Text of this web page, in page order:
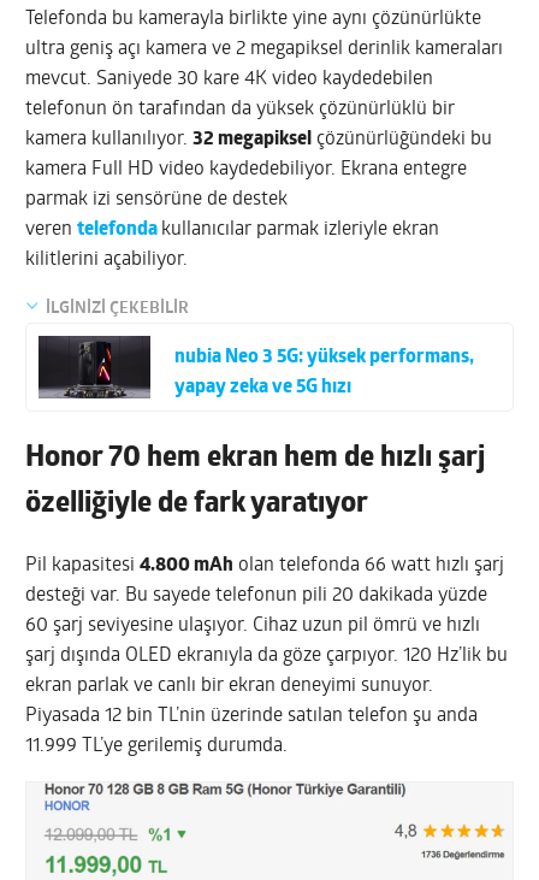
Telefonda bu kamerayla birlikte yine aynı çözünürlükte
ultra geniş açı kamera ve 2 megapiksel derinlik kameraları
mevcut. Saniyede 30 kare 4K video kaydedebilen
telefonun ön tarafından da yüksek çözünürlüklü bir
kamera kullanılıyor.32 megapiksel çözünürlüğündeki bu
kamera Full HD video kaydedebiliyor. Ekrana entegre
parmak izi sensörüne de destek
verentelefonda kullanıcılar parmak izleriyle ekran
kilitlerini açabiliyor.
İLGİNİZİ ÇEKEBİLİR
nubia Neo 3 5G: yüksek performans,
yapay zeka ve 5G hızı
Honor 70 hem ekran hem de hızlı şarj
özelliğiyle de fark yaratıyor
Pil kapasitesi4.800 mAh olan telefonda 66 watt hızlı şarj
desteği var. Bu sayede telefonun pili 20 dakikada yüzde
60 şarj seviyesine ulaşıyor. Cihaz uzun pil ömrü ve hızlı
şarj dışında OLED ekranıyla da göze çarpıyor. 120 Hz’lik bu
ekran parlak ve canlı bir ekran deneyimi sunuyor.
Piyasada 12 bin TL’nin üzerinde satılan telefon şu anda
11.999 TL’ye gerilemiş durumda.